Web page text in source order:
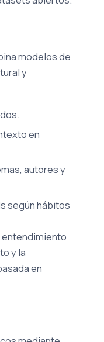
modelos de
y
en
autores y
según hábitos
entendimiento
y la
en